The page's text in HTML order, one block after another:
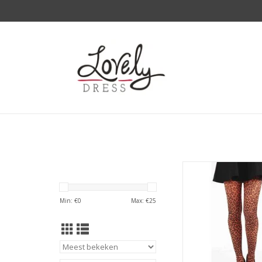
Min: €0 Max: €25
50 Denier SMALL
is de eerste panty
valt. Op de
genoeg stretch.
extra
Het kruisje is
katoen. De panty is
voor lange